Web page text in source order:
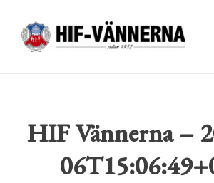
HIF Vännerna –